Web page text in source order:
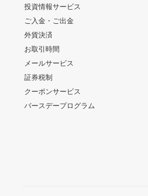
投資情報サービス
ご入金・ご出金
外貨決済
お取引時間
メールサービス
証券税制
クーポンサービス
バースデープログラム